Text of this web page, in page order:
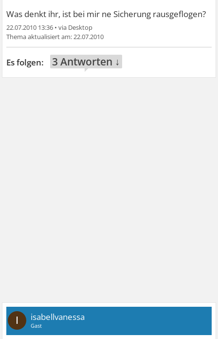
Was denkt ihr, ist bei mir ne Sicherung rausgeflogen?
22.07.2010 13:36 •
22.07.2010
3 Antworten ↓
I isabellvanessa
Gast